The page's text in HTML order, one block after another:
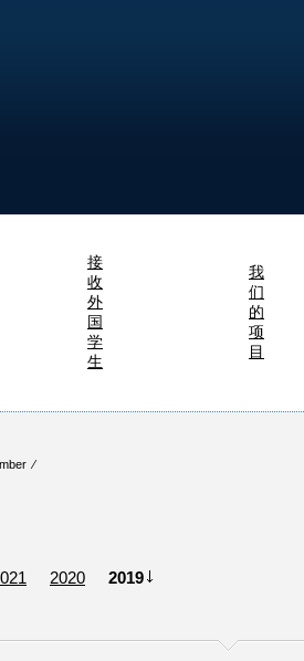
接
收
外
国
学
生
我
们
的
项
目
⁄
2020 2019